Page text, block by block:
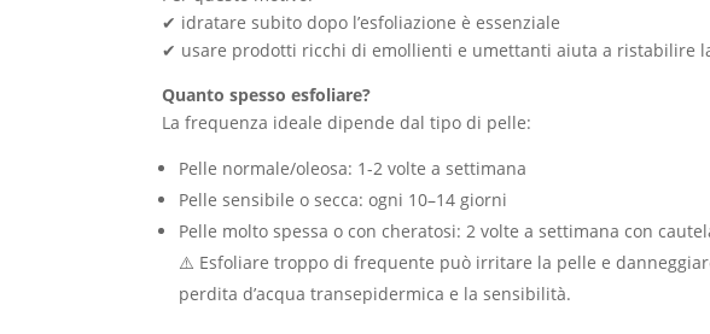
✔ idratare subito dopo l’esfoliazione è essenziale
✔ usare prodotti ricchi di emollienti e umettanti aiuta a ristabilire
Quanto spesso esfoliare?
La frequenza ideale dipende dal tipo di pelle:
Pelle normale/oleosa: 1-2 volte a settimana
Pelle sensibile o secca: ogni 10–14 giorni
Pelle molto spessa o con cheratosi: 2 volte a settimana con
⚠️ Esfoliare troppo di frequente può irritare la pelle e
perdita d’acqua transepidermica e la sensibilità.